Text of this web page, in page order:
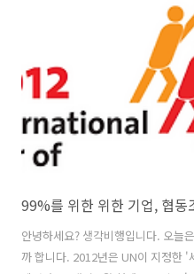
수는 OECD 행복지수 조사 지표에
니계수(소득 분포의 불평등도를 측
지속가능성, 1인당 국내총생산
99%를 위한 위한 기업, 협동
안녕하세요? 생각비행입니다. 오늘
까 합니다. 2012년은 UN이 지정한